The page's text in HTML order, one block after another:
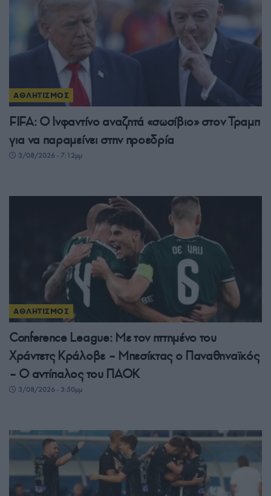
ΑΘΛΗΤΙΣΜΟΣ
FIFA: Ο Ινφαντίνο αναζητά «σωσίβιο» στον Τραμπ
για να παραμείνει στην προεδρία
3/08/2026 - 7:12μμ
ΑΘΛΗΤΙΣΜΟΣ
Conference League: Με τον ηττημένο του
Χράντετς Κράλοβε – Μπεσίκτας ο Παναθηναϊκός
– Ο αντίπαλος του ΠΑΟΚ
3/08/2026 - 3:50μμ